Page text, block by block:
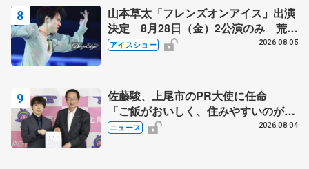
山本草太「フレンズオンアイス」出演
決定 8月28日（金）2公演のみ 荒川
静香さんプロデュース、20周年のアイ
アイスショー 2026.08.05
佐藤駿、上尾市のPR大使に任命
「ご飯がおいしく、住みやすいのが魅
力」
ニュース 2026.08.04